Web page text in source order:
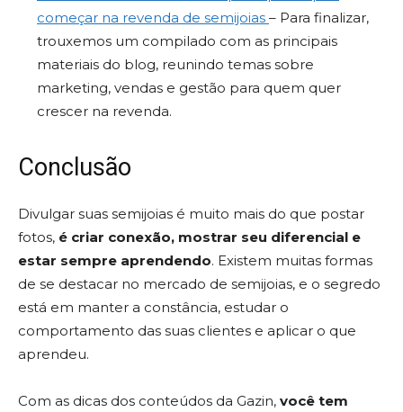
começar na revenda de semijoias – Para finalizar,
trouxemos um compilado com as principais
materiais do blog, reunindo temas sobre
marketing, vendas e gestão para quem quer
crescer na revenda.
Conclusão
Divulgar suas semijoias é muito mais do que postar
fotos, é criar conexão, mostrar seu diferencial e
estar sempre aprendendo. Existem muitas formas
de se destacar no mercado de semijoias, e o segredo
está em manter a constância, estudar o
comportamento das suas clientes e aplicar o que
aprendeu.
Com as dicas dos conteúdos da Gazin, você tem